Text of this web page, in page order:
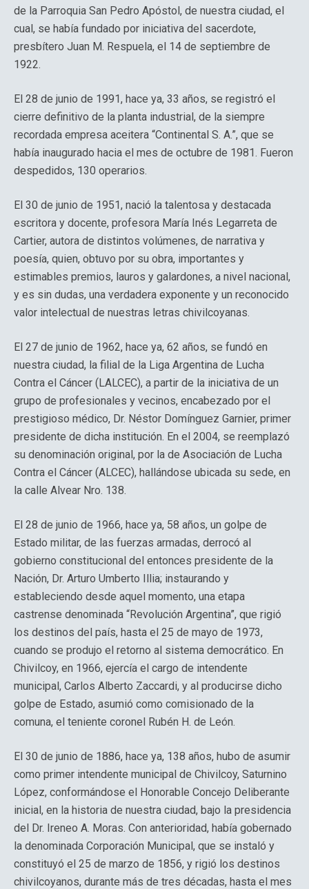
de la Parroquia San Pedro Apóstol, de nuestra ciudad, el
cual, se había fundado por iniciativa del sacerdote,
presbítero Juan M. Respuela, el 14 de septiembre de
1922.
El 28 de junio de 1991, hace ya, 33 años, se registró el
cierre definitivo de la planta industrial, de la siempre
recordada empresa aceitera “Continental S. A.”, que se
había inaugurado hacia el mes de octubre de 1981. Fueron
despedidos, 130 operarios.
El 30 de junio de 1951, nació la talentosa y destacada
escritora y docente, profesora María Inés Legarreta de
Cartier, autora de distintos volúmenes, de narrativa y
poesía, quien, obtuvo por su obra, importantes y
estimables premios, lauros y galardones, a nivel nacional,
y es sin dudas, una verdadera exponente y un reconocido
valor intelectual de nuestras letras chivilcoyanas.
El 27 de junio de 1962, hace ya, 62 años, se fundó en
nuestra ciudad, la filial de la Liga Argentina de Lucha
Contra el Cáncer (LALCEC), a partir de la iniciativa de un
grupo de profesionales y vecinos, encabezado por el
prestigioso médico, Dr. Néstor Domínguez Garnier, primer
presidente de dicha institución. En el 2004, se reemplazó
su denominación original, por la de Asociación de Lucha
Contra el Cáncer (ALCEC), hallándose ubicada su sede, en
la calle Alvear Nro. 138.
El 28 de junio de 1966, hace ya, 58 años, un golpe de
Estado militar, de las fuerzas armadas, derrocó al
gobierno constitucional del entonces presidente de la
Nación, Dr. Arturo Umberto Illia; instaurando y
estableciendo desde aquel momento, una etapa
castrense denominada “Revolución Argentina”, que rigió
los destinos del país, hasta el 25 de mayo de 1973,
cuando se produjo el retorno al sistema democrático. En
Chivilcoy, en 1966, ejercía el cargo de intendente
municipal, Carlos Alberto Zaccardi, y al producirse dicho
golpe de Estado, asumió como comisionado de la
comuna, el teniente coronel Rubén H. de León.
El 30 de junio de 1886, hace ya, 138 años, hubo de asumir
como primer intendente municipal de Chivilcoy, Saturnino
López, conformándose el Honorable Concejo Deliberante
inicial, en la historia de nuestra ciudad, bajo la presidencia
del Dr. Ireneo A. Moras. Con anterioridad, había gobernado
la denominada Corporación Municipal, que se instaló y
constituyó el 25 de marzo de 1856, y rigió los destinos
chivilcoyanos, durante más de tres décadas, hasta el mes